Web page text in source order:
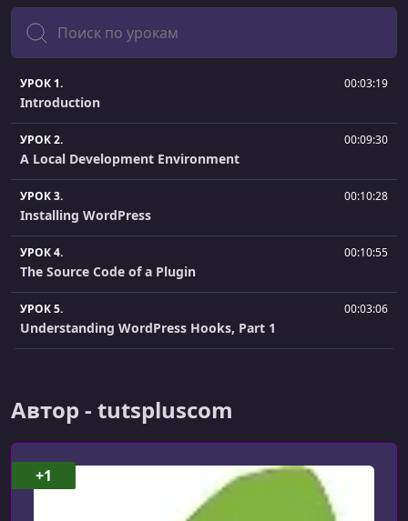
Поиск
УРОК 1. 00:03:19
Introduction
УРОК 2. 00:09:30
A Local Development Environment
УРОК 3. 00:10:28
Installing WordPress
УРОК 4. 00:10:55
The Source Code of a Plugin
УРОК 5. 00:03:06
Understanding WordPress Hooks, Part 1
УРОК 7.
Planning Our Plugin
УРОК 8.
Автор - tutspluscom
+1